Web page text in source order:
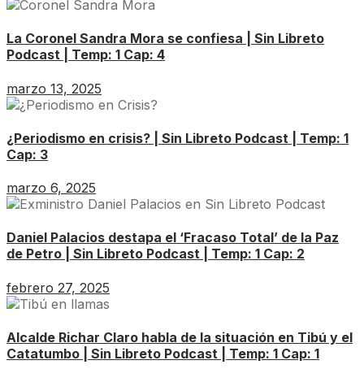
La Coronel Sandra Mora se confiesa | Sin Libreto
Podcast | Temp: 1 Cap: 4
marzo 13, 2025
¿Periodismo en crisis? | Sin Libreto Podcast | Temp: 1
Cap: 3
marzo 6, 2025
Daniel Palacios destapa el ‘Fracaso Total’ de la Paz
de Petro | Sin Libreto Podcast | Temp: 1 Cap: 2
febrero 27, 2025
Alcalde Richar Claro habla de la situación en Tibú y el
Catatumbo | Sin Libreto Podcast | Temp: 1 Cap: 1